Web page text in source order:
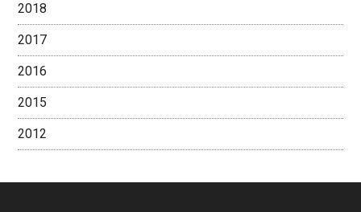
2018
2017
2016
2015
2012